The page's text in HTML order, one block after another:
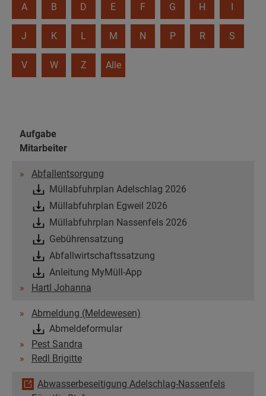
A B D E F G H I
J K L M N P R S
V W Z Alle
Aufgabe
Mitarbeiter
Abfallentsorgung
Müllabfuhrplan Adelschlag 2026
Müllabfuhrplan Egweil 2026
Müllabfuhrplan Nassenfels 2026
Gebührensatzung
Abfallwirtschaftssatzung
Anleitung MyMüll-App
Hartl Johanna
Abmeldung (Meldewesen)
Abmeldeformular
Pest Sandra
Redl Brigitte
Abwasserbeseitigung Adelschlag-Nassenfels